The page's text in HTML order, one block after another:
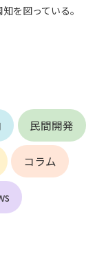
を図っている。
民間開発
コラム
す。
ことはできませ
、使用上の過誤、
害について責任
せん。
いものとしま